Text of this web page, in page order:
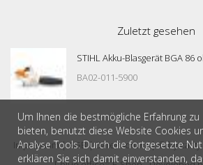
Zuletzt gesehen
STIHL Akku-Blasgerät BGA 86
BA02-011-5900
Impressum|AGB|Datenschutz| © by
®
Um Ihnen die bestmögliche Erfahrung zu
bieten, benutzt diese Website Cookies
Analyse Tools. Durch die fortgesetzte
erklären Sie sich damit einverstanden,